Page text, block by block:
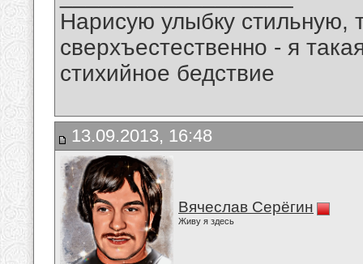
Нарисую улыбку стильную,
сверхъестественно - я
стихийное бедствие
13.09.2013, 16:48
Вячеслав Серёгин
Живу я здесь